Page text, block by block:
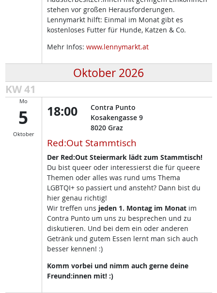
stehen vor großen Herausforderungen.
Lennymarkt hilft: Einmal im Monat gibt es
kostenloses Futter für Hunde, Katzen & Co.
Mehr Infos: www.lennymarkt.at
Oktober 2026
KW 41
Mo
5
Oktober
18:00
Contra Punto
Kosakengasse 9
8020 Graz
Red:Out Stammtisch
Der Red:Out Steiermark lädt zum Stammtisch!
Du bist queer oder interessierst die für queere
Themen oder alles was rund ums Thema
LGBTQI+ so passiert und ansteht? Dann bist du
hier genau richtig!
Wir treffen uns jeden 1. Montag im Monatim
Contra Punto um uns zu besprechen und zu
diskutieren. Und bei dem ein oder anderen
Getränk und gutem Essen lernt man sich auch
besser kennen! :)
Komm vorbei und nimm auch gerne deine
Freund:innen mit! :)